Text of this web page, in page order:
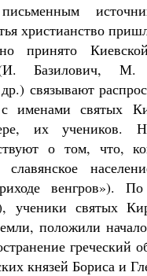
христианство
принято
(И. Базилович, М.
связывают
с именами святых
их учеников.
о том, что,
венгров»).
ученики святых
положили
греческий
князей Бориса и